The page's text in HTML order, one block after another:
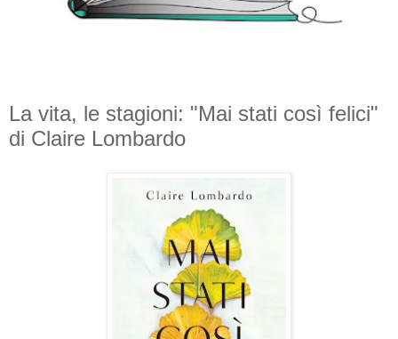
La vita, le stagioni: "Mai stati così felici"
di Claire Lombardo